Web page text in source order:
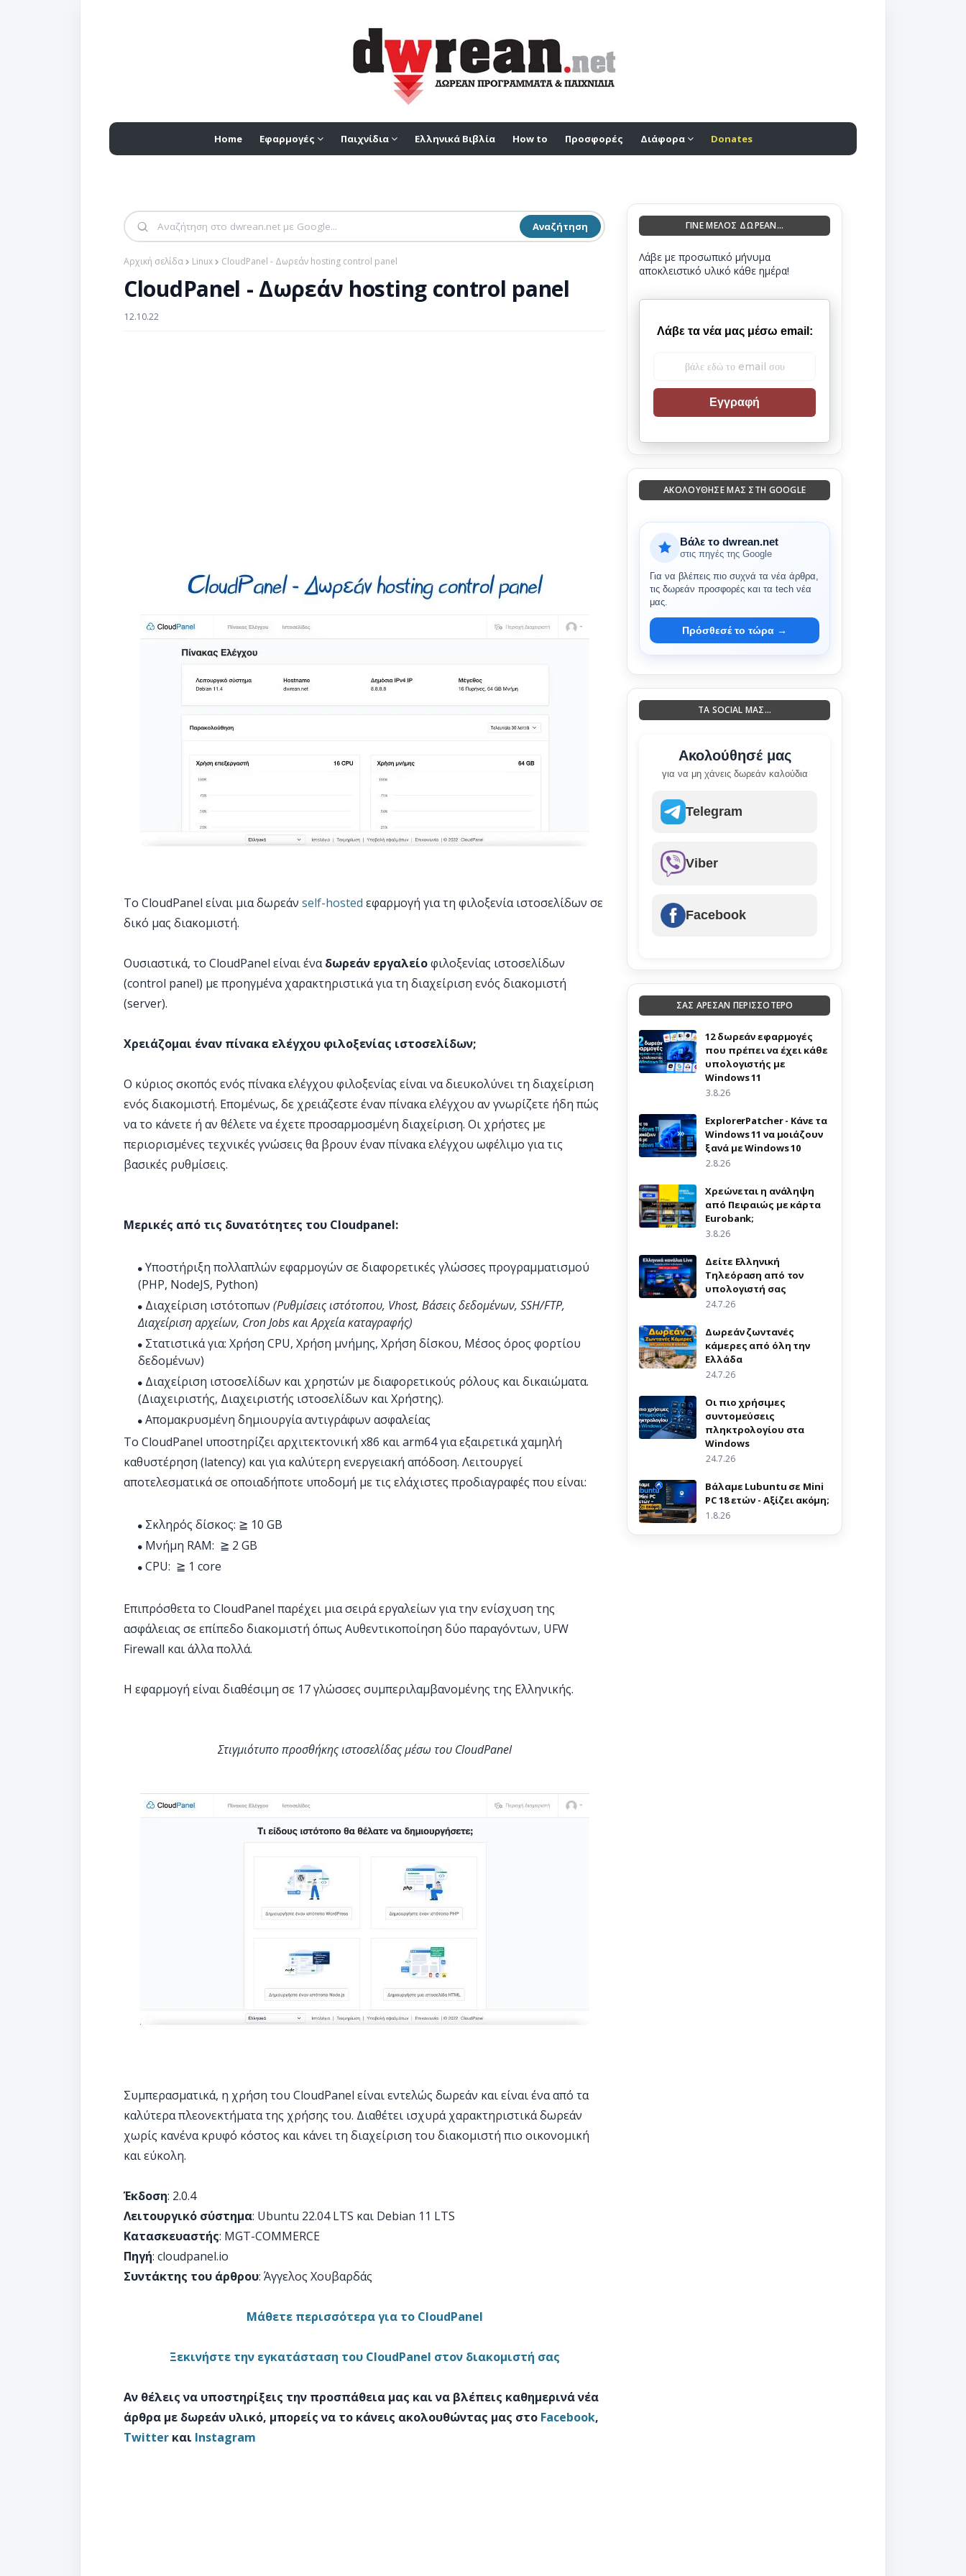
Home Εφαρμογές Παιχνίδια Ελληνικά Βιβλία How to Προσφορές Διάφορα Donates
Αναζήτηση
Αρχική σελίδα Linux CloudPanel - Δωρεάν hosting control panel
CloudPanel - Δωρεάν hosting control panel
12.10.22
Το CloudPanel είναι μια δωρεάν self-hosted εφαρμογή για τη φιλοξενία ιστοσελίδων σε
δικό μας διακομιστή.
Ουσιαστικά, το CloudPanel είναι έναδωρεάν εργαλείοφιλοξενίας ιστοσελίδων
(control panel) με προηγμένα χαρακτηριστικά για τη διαχείριση ενός διακομιστή
(server).
Χρειάζομαι έναν πίνακα ελέγχου φιλοξενίας ιστοσελίδων;
Ο κύριος σκοπός ενός πίνακα ελέγχου φιλοξενίας είναι να διευκολύνει τη διαχείριση
ενός διακομιστή. Επομένως, δε χρειάζεστε έναν πίνακα ελέγχου αν γνωρίζετε ήδη πώς
να το κάνετε ή αν θέλετε να έχετε προσαρμοσμένη διαχείριση. Οι χρήστες με
περιορισμένες τεχνικές γνώσεις θα βρουν έναν πίνακα ελέγχου ωφέλιμο για τις
βασικές ρυθμίσεις.
Μερικές από τις δυνατότητες του Cloudpanel:
Υποστήριξη πολλαπλών εφαρμογών σε διαφορετικές γλώσσες προγραμματισμού
(PHP, NodeJS, Python)
Διαχείριση ιστότοπων (Ρυθμίσεις ιστότοπου, Vhost, Βάσεις δεδομένων, SSH/FTP,
Διαχείριση αρχείων, Cron Jobs και Αρχεία καταγραφής)
Στατιστικά για: Χρήση CPU, Χρήση μνήμης, Χρήση δίσκου, Μέσος όρος φορτίου
δεδομένων)
Διαχείριση ιστοσελίδων και χρηστών με διαφορετικούς ρόλους και δικαιώματα.
(Διαχειριστής, Διαχειριστής ιστοσελίδων και Χρήστης).
Απομακρυσμένη δημιουργία αντιγράφων ασφαλείας
Το CloudPanel υποστηρίζει αρχιτεκτονική x86 και arm64 για εξαιρετικά χαμηλή
καθυστέρηση (latency) και για καλύτερη ενεργειακή απόδοση. Λειτουργεί
αποτελεσματικά σε οποιαδήποτε υποδομή με τις ελάχιστες προδιαγραφές που είναι:
Σκληρός δίσκος: ≧ 10 GB
Μνήμη RAM: ≧ 2 GB
CPU: ≧ 1 core
Επιπρόσθετα το CloudPanel παρέχει μια σειρά εργαλείων για την ενίσχυση της
ασφάλειας σε επίπεδο διακομιστή όπως Αυθεντικοποίηση δύο παραγόντων, UFW
Firewall και άλλα πολλά.
Η εφαρμογή είναι διαθέσιμη σε 17 γλώσσες συμπεριλαμβανομένης της Ελληνικής.
Στιγμιότυπο προσθήκης ιστοσελίδας μέσω του CloudPanel
Συμπερασματικά, η χρήση του CloudPanel είναι εντελώς δωρεάν και είναι ένα από τα
καλύτερα πλεονεκτήματα της χρήσης του. Διαθέτει ισχυρά χαρακτηριστικά δωρεάν
χωρίς κανένα κρυφό κόστος και κάνει τη διαχείριση του διακομιστή πιο οικονομική
και εύκολη.
Έκδοση: 2.0.4
Λειτουργικό σύστημα: Ubuntu 22.04 LTS και Debian 11 LTS
Κατασκευαστής: MGT-COMMERCE
Πηγή: cloudpanel.io
Συντάκτης του άρθρου: Άγγελος Χουβαρδάς
Μάθετε περισσότερα για το CloudPanel
Ξεκινήστε την εγκατάσταση του CloudPanel στον διακομιστή σας
Αν θέλεις να υποστηρίξεις την προσπάθεια μας και να βλέπεις καθημερινά νέα
άρθρα με δωρεάν υλικό, μπορείς να το κάνεις ακολουθώντας μας στο Facebook,
Twitter και Instagram
ΓΙΝΕ ΜΕΛΟΣ ΔΩΡΕΑΝ...
Λάβε με προσωπικό μήνυμα
αποκλειστικό υλικό κάθε ημέρα!
Λάβε τα νέα μας μέσω email:
Εγγραφή
ΑΚΟΛΟΎΘΗΣΈ ΜΑΣ ΣΤΗ GOOGLE
Βάλε το dwrean.net
στις πηγές της Google
Για να βλέπεις πιο συχνά τα νέα άρθρα,
τις δωρεάν προσφορές και τα tech νέα
μας.
Πρόσθεσέ το τώρα →
ΤΑ SOCIAL ΜΑΣ...
Ακολούθησέ μας
για να μη χάνεις δωρεάν καλούδια
Telegram
Viber
Facebook
ΣΑΣ ΑΡΕΣΑΝ ΠΕΡΙΣΣΟΤΕΡΟ
12 δωρεάν εφαρμογές
που πρέπει να έχει κάθε
υπολογιστής με
Windows 11
3.8.26
ExplorerPatcher - Κάνε τα
Windows 11 να μοιάζουν
ξανά με Windows 10
2.8.26
Χρεώνεται η ανάληψη
από Πειραιώς με κάρτα
Eurobank;
3.8.26
Δείτε Ελληνική
Τηλεόραση από τον
υπολογιστή σας
24.7.26
Δωρεάν ζωντανές
κάμερες από όλη την
Ελλάδα
24.7.26
Οι πιο χρήσιμες
συντομεύσεις
πληκτρολογίου στα
Windows
24.7.26
Βάλαμε Lubuntu σε Mini
PC 18 ετών - Αξίζει ακόμη;
1.8.26